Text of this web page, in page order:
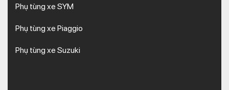
Phụ tùng xe SYM
Phụ tùng xe Piaggio
Phụ tùng xe Suzuki